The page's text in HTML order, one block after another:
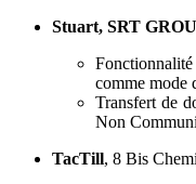
Stuart, SRT
comme mode
Transfert de
Non
TacTill, 8 Bis